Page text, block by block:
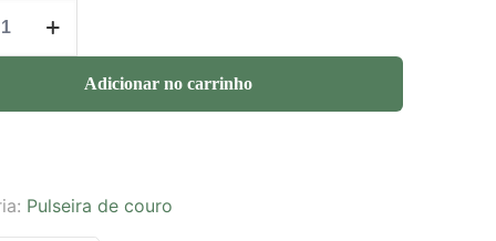
Adicionar no carrinho
Pulseira de couro